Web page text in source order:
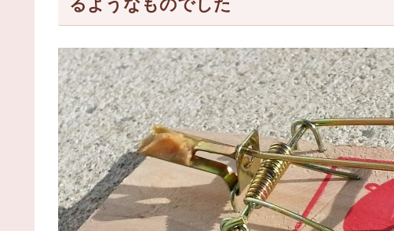
るようなものでした